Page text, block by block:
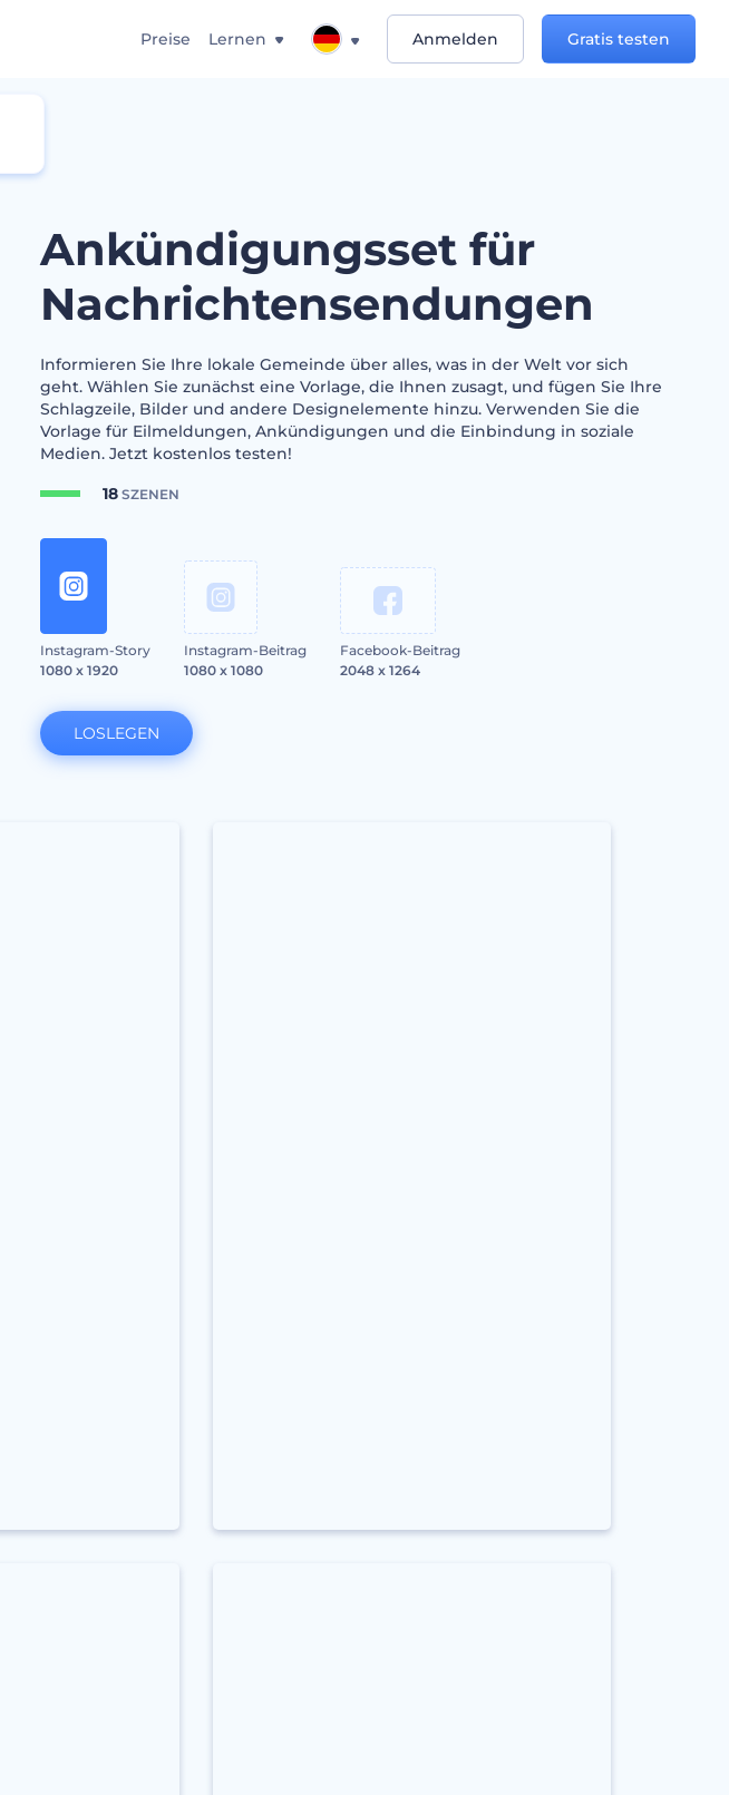
Preise Lernen Anmelden Gratis testen
Ankündigungsset für
Nachrichtensendungen
Informieren Sie Ihre lokale Gemeinde über alles, was in der Welt vor sich
geht. Wählen Sie zunächst eine Vorlage, die Ihnen zusagt, und fügen Sie Ihre
Schlagzeile, Bilder und andere Designelemente hinzu. Verwenden Sie die
Vorlage für Eilmeldungen, Ankündigungen und die Einbindung in soziale
Medien. Jetzt kostenlos testen!
18SZENEN
Instagram-Story
1080 x 1920
Instagram-Beitrag
1080 x 1080
Facebook-Beitrag
2048 x 1264
LOSLEGEN